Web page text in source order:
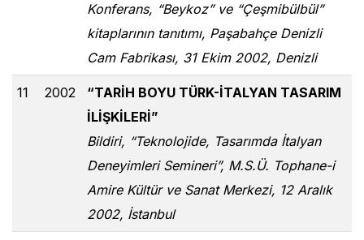
Konferans, “Beykoz” ve “Çeşmibülbül”
kitaplarının tanıtımı, Paşabahçe Denizli
Cam Fabrikası, 31 Ekim 2002, Denizli
11 2002
“TARİH BOYU TÜRK-İTALYAN TASARIM
İLİŞKİLERİ”
Bildiri, “Teknolojide, Tasarımda İtalyan
Deneyimleri Semineri”, M.S.Ü. Tophane-i
Amire Kültür ve Sanat Merkezi, 12 Aralık
2002, İstanbul